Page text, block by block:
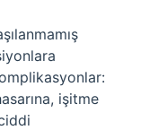
işitme